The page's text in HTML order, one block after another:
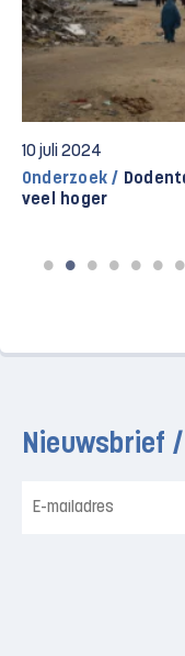
10 juli 2024
Onderzoek /
veel hoger
Nieuwsbrief /
mailadres